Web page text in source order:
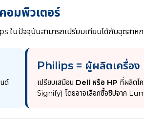
อมพิวเตอร์
ในปัจจุบันสามารถเปรียบเทียบได้กับอุตสาห
ด์
Philips = ผู้ผลิตเครื่อ
เปรียบเสมือน Dell หรือ HP ที่ผลิตโ
Signify) โดยอาจเลือกซื้อชิปจาก